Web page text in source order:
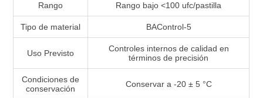
Rango Rango bajo <100 ufc/pastilla
Tipo de material BAControl-5
Uso Previsto
Controles internos de calidad en
términos de precisión
Condiciones de
conservación
Conservar a -20 ± 5 °C